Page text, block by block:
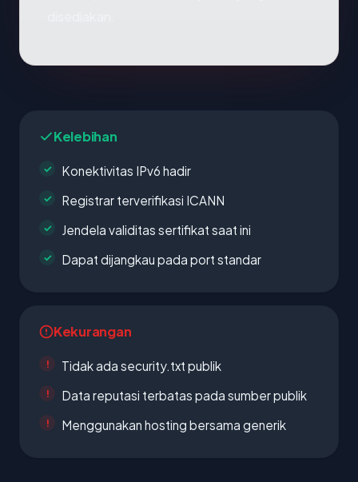
Kelebihan
Konektivitas IPv6 hadir
Registrar terverifikasi ICANN
Jendela validitas sertifikat saat ini
Dapat dijangkau pada port standar
Kekurangan
Tidak ada security.txt publik
Data reputasi terbatas pada sumber publik
Menggunakan hosting bersama generik